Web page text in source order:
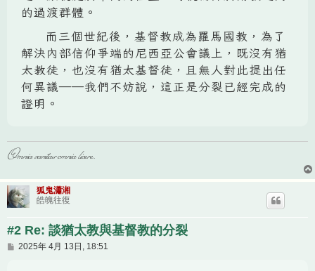
的過渡群體。
而三個世紀後，基督教成為羅馬國教，為了
解決內部信仰爭端的尼西亞公會議上，既沒有猶
太教徒，也沒有猶太基督徒，且無人對此提出任
何異議——我們不妨說，這正是分裂已經完成的
證明。
Omnia vanitas omnia licere.
狐鬼瀟湘
皓魄往復
#2 Re: 談猶太教與基督教的分裂
文
2025年 4月 13日, 18:51